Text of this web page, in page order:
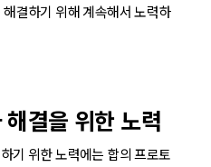
결하기 위해 계속해서 노력하
결을 위한 노력
기 위한 노력에는 합의 프로토